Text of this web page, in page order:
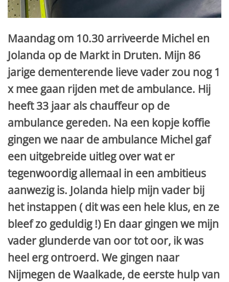
Maandag om 10.30 arriveerde Michel en
Jolanda op de Markt in Druten. Mijn 86
jarige dementerende lieve vader zou nog 1
x mee gaan rijden met de ambulance. Hij
heeft 33 jaar als chauffeur op de
ambulance gereden. Na een kopje koffie
gingen we naar de ambulance Michel gaf
een uitgebreide uitleg over wat er
tegenwoordig allemaal in een ambitieus
aanwezig is. Jolanda hielp mijn vader bij
het instappen ( dit was een hele klus, en ze
bleef zo geduldig !) En daar gingen we mijn
vader glunderde van oor tot oor, ik was
heel erg ontroerd. We gingen naar
Nijmegen de Waalkade, de eerste hulp van